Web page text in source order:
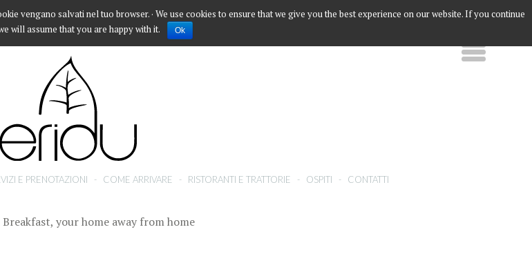
E PRENOTAZIONI - COME ARRIVARE - RISTORANTI E TRATTORIE - OSPITI - CONTATTI
your home away from home
vengano salvati nel tuo browser. · We use cookies to ensure that we give you the best experience on our website. If you continue
will assume that you are happy with it.
Ok